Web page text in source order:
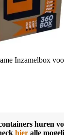
Inzamelbox
huren
hier alle